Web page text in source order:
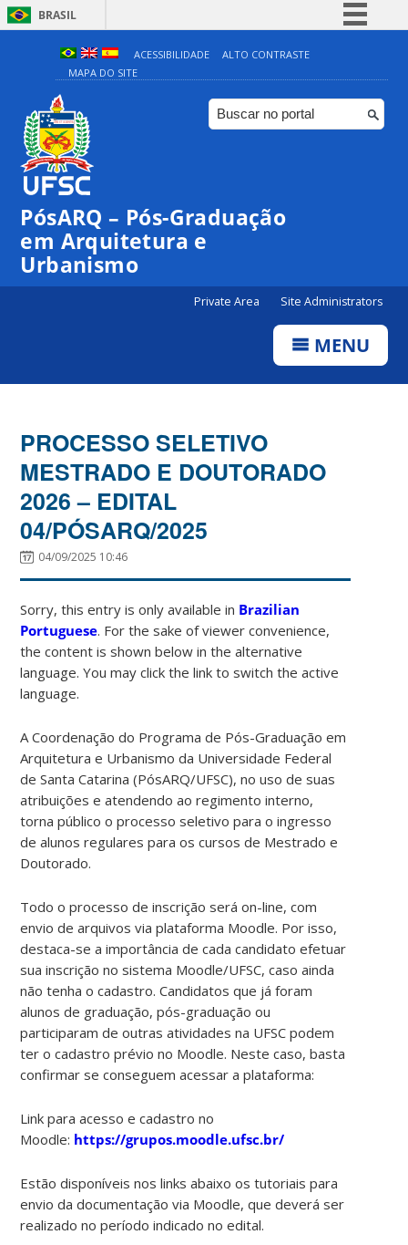
BRASIL
Simplifique!
Comunica BR
Participe
ACESSIBILIDADE
ALTO CONTRASTE
MAPA DO SITE
PósARQ – Pós-Graduação
em Arquitetura e
Urbanismo
Private Area Site Administrators
MENU
PROCESSO SELETIVO
MESTRADO E DOUTORADO
2026 – EDITAL
04/PÓSARQ/2025
04/09/2025 10:46
Sorry, this entry is only available in Brazilian
Portuguese. For the sake of viewer convenience,
the content is shown below in the alternative
language. You may click the link to switch the active
language.
A Coordenação do Programa de Pós-Graduação em
Arquitetura e Urbanismo da Universidade Federal
de Santa Catarina (PósARQ/UFSC), no uso de suas
atribuições e atendendo ao regimento interno,
torna público o processo seletivo para o ingresso
de alunos regulares para os cursos de Mestrado e
Doutorado.
Todo o processo de inscrição será on-line, com
envio de arquivos via plataforma Moodle. Por isso,
destaca-se a importância de cada candidato efetuar
sua inscrição no sistema Moodle/UFSC, caso ainda
não tenha o cadastro. Candidatos que já foram
alunos de graduação, pós-graduação ou
participaram de outras atividades na UFSC podem
ter o cadastro prévio no Moodle. Neste caso, basta
confirmar se conseguem acessar a plataforma:
Link para acesso e cadastro no
Moodle: https://grupos.moodle.ufsc.br/
Estão disponíveis nos links abaixo os tutoriais para
envio da documentação via Moodle, que deverá ser
realizado no período indicado no edital.